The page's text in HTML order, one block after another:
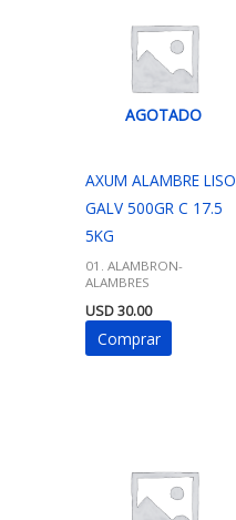
AGOTADO
AXUM ALAMBRE LISO
GALV 500GR C 17.5
5KG
01. ALAMBRON-
ALAMBRES
USD30.00
Comprar